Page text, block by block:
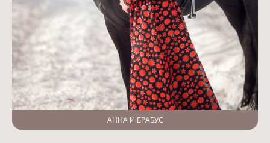
АННА И БРАБУС